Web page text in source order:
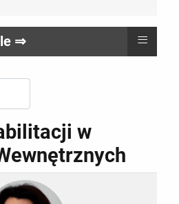
⇒ ≡
w